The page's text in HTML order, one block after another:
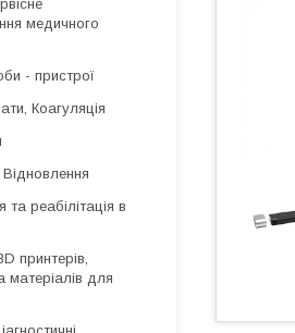
медичного
- пристрої
Коагуляція
Відновлення
та реабілітація в
принтерів,
матеріалів для